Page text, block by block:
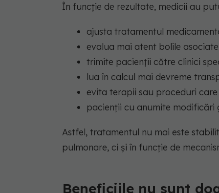
În funcție de rezultate, medicii au
ajusta tratamentul
evalua mai atent bolile
trimite pacienții către clinici
lua în calcul mai devreme
evita terapii sau proceduri
pacienții cu anumite modificări
Astfel, tratamentul nu mai este
pulmonare, ci și în funcție de
Beneficiile nu sunt